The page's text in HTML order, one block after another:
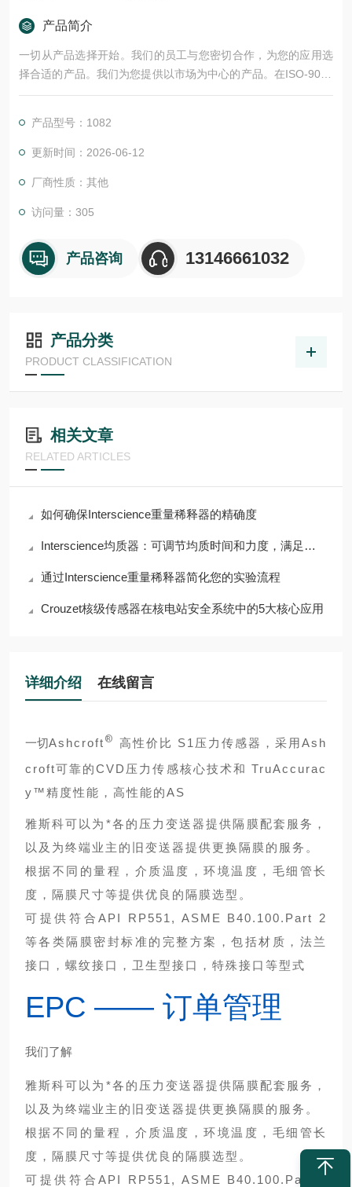
产品简介
一切从产品选择开始。我们的员工与您密切合作，为您的应用选
择合适的产品。我们为您提供以市场为中心的产品。在ISO-9001
认证的生产基地生产的产品，经过严格的测试和批准程序的验
您提供帮助。我们还为您提供工具来*您的项目:
尾流频率计算器 （WFC）美国ASHCROFT雅斯科美国ashcroft
产品型号：1082
更新时间：2026-06-12
厂商性质：其他
访问量：305
产品咨询 13146661032
产品分类
PRODUCT CLASSIFICATION
相关文章
RELATED ARTICLES
如何确保Interscience重量稀释器的精确度
Interscience均质器：可调节均质时间和力度，满足多样需求
通过Interscience重量稀释器简化您的实验流程
Crouzet核级传感器在核电站安全系统中的5大核心应用
详细介绍 在线留言
一切Ashcroft ® 高性价比 S1压力传感器，采用Ash
croft可靠的CVD压力传感核心技术和 TruAccurac
y™精度性能，高性能的AS
雅斯科可以为*各的压力变送器提供隔膜配套服务，
以及为终端业主的旧变送器提供更换隔膜的服务。
根据不同的量程，介质温度，环境温度，毛细管长
度，隔膜尺寸等提供优良的隔膜选型。
可提供符合API RP551, ASME B40.100.Part 2
等各类隔膜密封标准的完整方案，包括材质，法兰
接口，螺纹接口，卫生型接口，特殊接口等型式
EPC —— 订单管理
我们了解
雅斯科可以为*各的压力变送器提供隔膜配套服务，
以及为终端业主的旧变送器提供更换隔膜的服务。
根据不同的量程，介质温度，环境温度，毛细管长
度，隔膜尺寸等提供优良的隔膜选型。
可提供符合API RP551, ASME B40.100.Part 2